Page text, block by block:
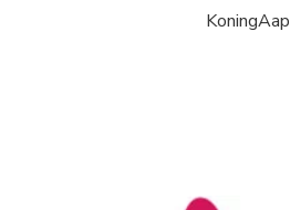
KoningAap